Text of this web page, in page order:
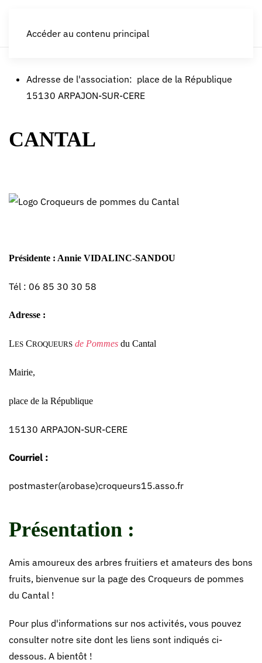
Accéder au contenu principal
Adresse de l'association: place de la République
15130 ARPAJON-SUR-CERE
CANTAL
Présidente : Annie VIDALINC-SANDOU
Tél : 06 85 30 30 58
Adresse :
LES CROQUEURS de Pommes du Cantal
Mairie,
place de la République
15130 ARPAJON-SUR-CERE
Courriel :
postmaster(arobase)croqueurs15.asso.fr
Présentation :
Amis amoureux des arbres fruitiers et amateurs des bons
fruits, bienvenue sur la page des Croqueurs de pommes
du Cantal !
Pour plus d'informations sur nos activités, vous pouvez
consulter notre site dont les liens sont indiqués ci-
dessous. A bientôt !